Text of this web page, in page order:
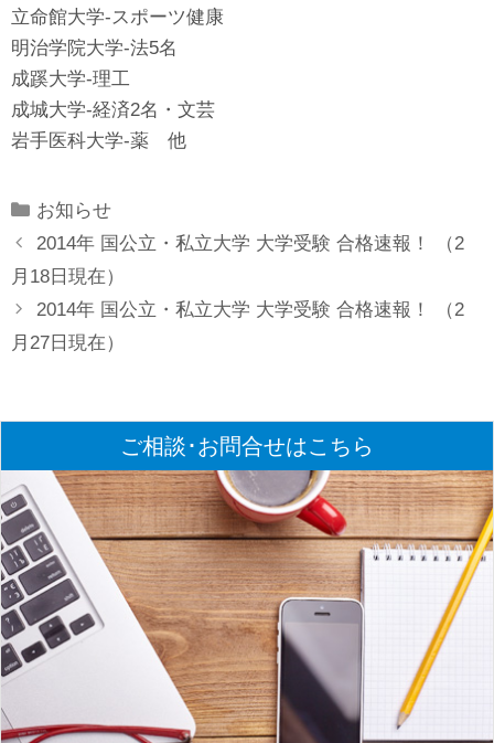
立命館大学-スポーツ健康
明治学院大学-法5名
成蹊大学-理工
成城大学-経済2名・文芸
岩手医科大学-薬 他
Categories
お知らせ
2014年 国公立・私立大学 大学受験 合格速報！ （2
月18日現在）
2014年 国公立・私立大学 大学受験 合格速報！ （2
月27日現在）
ご相談･お問合せはこちら